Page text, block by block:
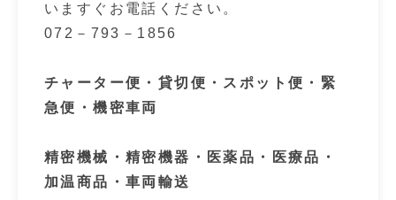
いますぐお電話ください。
072－793－1856
チャーター便・貸切便・スポット便・緊
急便・機密車両
精密機械・精密機器・医薬品・医療品・
加温商品・車両輸送